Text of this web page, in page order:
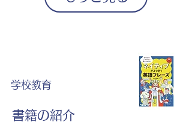
学校教育
書籍の紹介